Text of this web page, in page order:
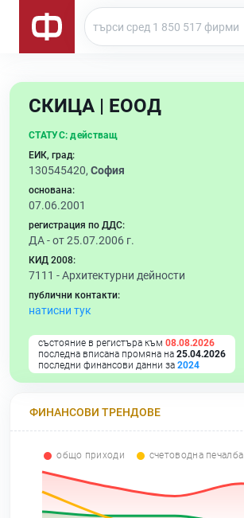
СКИЦА | ЕООД
СТАТУС: действащ
ЕИК, град:
130545420, София
основана:
07.06.2001
регистрация по ДДС:
ДА - от 25.07.2006 г.
КИД 2008:
7111 -Архитектурни дейности
публични контакти:
натисни тук
състояние в регистъра към 08.08.2026
последна вписана промяна на 25.04.2026
последни финансови данни за 2024
ФИНАНСОВИ ТРЕНДОВЕ
общо приходи счетоводна печалба